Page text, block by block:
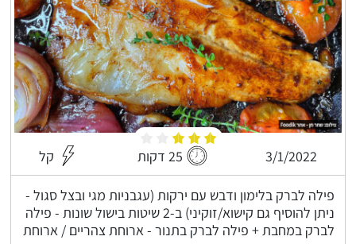
3/1/2022 25 דקות קל
פילה לברק בלימון ודבש עם ירקות (עגבניות מגי ובצל סגול -
ניתן להוסיף גם קישוא/זוקיני) ב-2 שיטות בישול שונות - פילה
לברק במחבת + פילה לברק בתנור - ארוחת צהריים / ארוחת